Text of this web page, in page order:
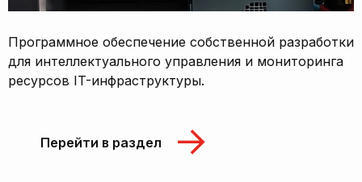
Программное обеспечение собственной разработки
для интеллектуального управления и мониторинга
ресурсов IT-инфраструктуры.
Перейти в раздел